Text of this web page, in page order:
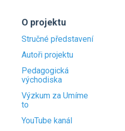
O projektu
Stručné představení
Autoři projektu
Pedagogická
východiska
Výzkum za Umíme
to
YouTube kanál